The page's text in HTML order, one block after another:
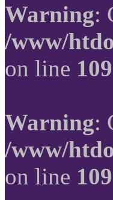
Warning:
/www/
on line 109
Warning:
/www/
on line 109